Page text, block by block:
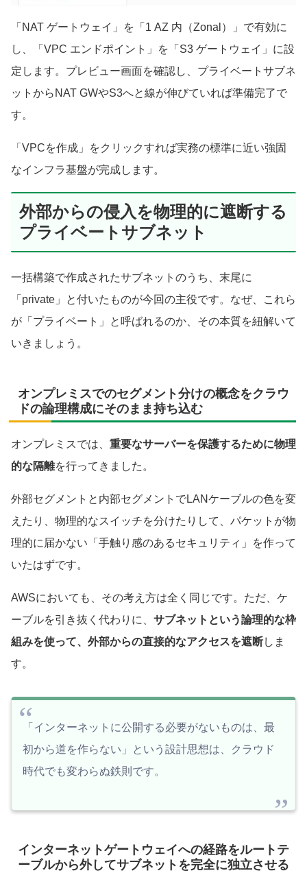
「NAT ゲートウェイ」を「1 AZ 内（Zonal）」で有効に
し、「VPC エンドポイント」を「S3 ゲートウェイ」に設
定します。プレビュー画面を確認し、プライベートサブネ
ットからNAT GWやS3へと線が伸びていれば準備完了で
す。
「VPCを作成」をクリックすれば実務の標準に近い強固
なインフラ基盤が完成します。
外部からの侵入を物理的に遮断する
プライベートサブネット
一括構築で作成されたサブネットのうち、末尾に
「private」と付いたものが今回の主役です。なぜ、これら
が「プライベート」と呼ばれるのか、その本質を紐解いて
いきましょう。
オンプレミスでのセグメント分けの概念をクラウ
ドの論理構成にそのまま持ち込む
オンプレミスでは、 重要なサーバーを保護するために物理
的な隔離を行ってきました。
外部セグメントと内部セグメントでLANケーブルの色を変
えたり、物理的なスイッチを分けたりして、パケットが物
理的に届かない「手触り感のあるセキュリティ」を作って
いたはずです。
AWSにおいても、その考え方は全く同じです。ただ、ケ
ーブルを引き抜く代わりに、 サブネットという論理的な枠
組みを使って、外部からの直接的なアクセスを遮断しま
す。
「インターネットに公開する必要がないものは、最
初から道を作らない」という設計思想は、クラウド
時代でも変わらぬ鉄則です。
インターネットゲートウェイへの経路をルートテ
ーブルから外してサブネットを完全に独立させる